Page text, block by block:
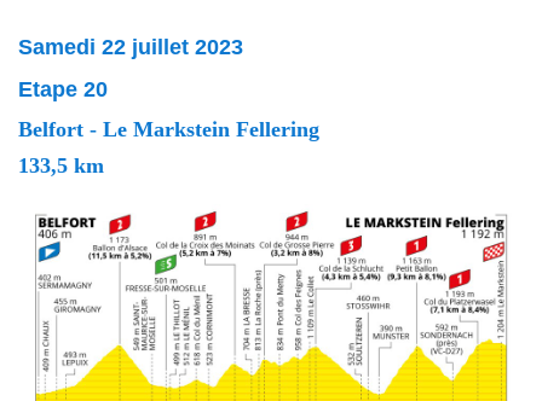
Samedi 22 juillet 2023
Etape 20
Belfort - Le Markstein Fellering
133,5 km